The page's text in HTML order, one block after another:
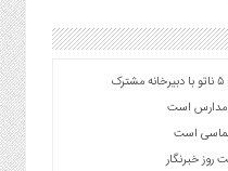
مدارس است
است
روز خبرنگار